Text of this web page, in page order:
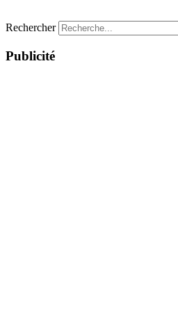
Rechercher
Publicité